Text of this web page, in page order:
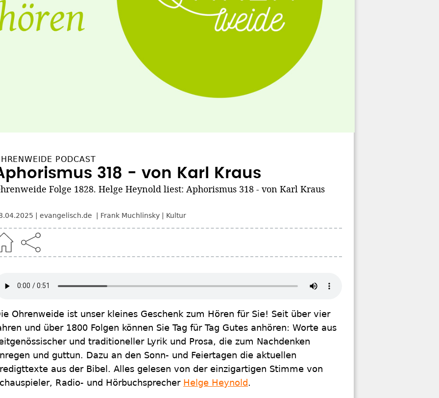
PODCAST
318 - von Karl Kraus
Folge 1828. Helge Heynold liest: Aphorismus 318 - von Karl Kraus
evangelisch.de Frank Muchlinsky Kultur
Ohrenweide ist unser kleines Geschenk zum Hören für Sie! Seit über vier
und über 1800 Folgen können Sie Tag für Tag Gutes anhören: Worte aus
und traditioneller Lyrik und Prosa, die zum Nachdenken
und guttun. Dazu an den Sonn- und Feiertagen die aktuellen
aus der Bibel. Alles gelesen von der einzigartigen Stimme von
Radio- und Hörbuchsprecher Helge Heynold.